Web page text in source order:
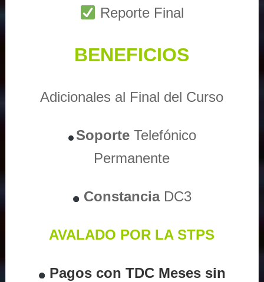
Reporte Final
BENEFICIOS
Adicionales al Final del Curso
Soporte Telefónico
Permanente
ConstanciaDC3
AVALADO POR LA STPS
Pagos con TDC Meses sin